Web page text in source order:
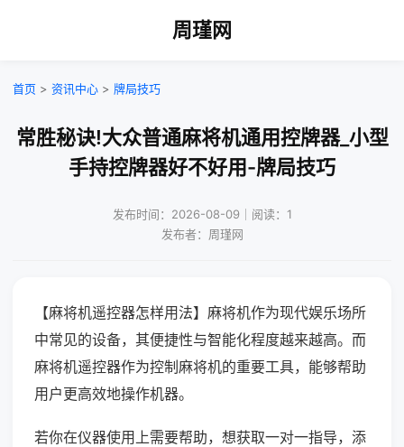
周瑾网
首页 > 资讯中心 > 牌局技巧
常胜秘诀!大众普通麻将机通用控牌器_小型
手持控牌器好不好用-牌局技巧
发布时间：2026-08-09｜阅读：1
发布者：周瑾网
【麻将机遥控器怎样用法】麻将机作为现代娱乐场所
中常见的设备，其便捷性与智能化程度越来越高。而
麻将机遥控器作为控制麻将机的重要工具，能够帮助
用户更高效地操作机器。
若你在仪器使用上需要帮助，想获取一对一指导，添